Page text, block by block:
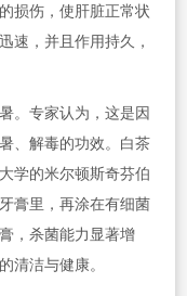
损伤，使肝脏正常状
速，并且作用持久，
专家认为，这是因
、解毒的功效。白茶
学的米尔顿斯奇芬伯
膏里，再涂在有细菌
，杀菌能力显著增
清洁与健康。